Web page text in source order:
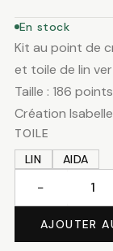
En stock
Kit au point de
et toile de lin
Taille : 186
Création
TOILE
LIN
AIDA
Ca
−
AJOUTER